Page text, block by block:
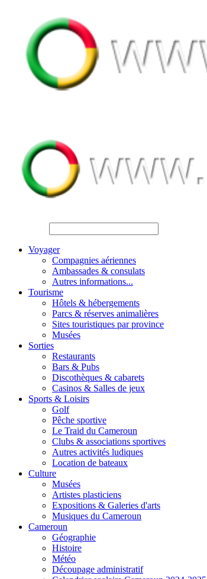
Voyager
Compagnies aériennes
Ambassades & consulats
Autres informations...
Tourisme
Hôtels & hébergements
Parcs & réserves animalières
Sites touristiques par province
Musées
Sorties
Restaurants
Bars & Pubs
Discothèques & cabarets
Casinos & Salles de jeux
Sports & Loisirs
Golf
Pêche sportive
Le Traid du Cameroun
Clubs & associations sportives
Autres activités ludiques
Location de bateaux
Culture
Musées
Artistes plasticiens
Expositions & Galeries d'arts
Musiques du Cameroun
Cameroun
Géographie
Histoire
Météo
Découpage administratif